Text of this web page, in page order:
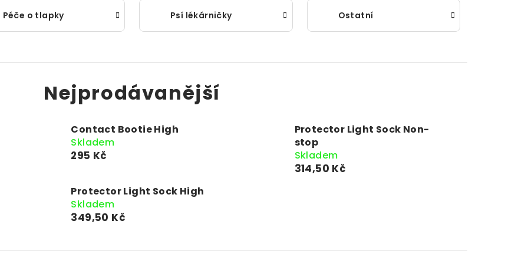
Péče o tlapky Psí lékárničky Ostatní
Nejprodávanější
Contact Bootie High
Skladem
295 Kč
Protector Light Sock Non-
stop
Skladem
314,50 Kč
Protector Light Sock High
Skladem
349,50 Kč